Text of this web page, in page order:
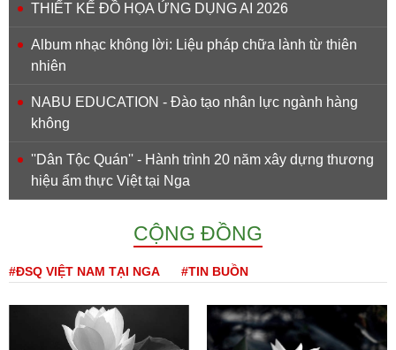
THIẾT KẾ ĐỒ HỌA ỨNG DỤNG AI 2026
Album nhạc không lời: Liệu pháp chữa lành từ thiên
nhiên
NABU EDUCATION - Đào tạo nhân lực ngành hàng
không
''Dân Tộc Quán'' - Hành trình 20 năm xây dựng thương
hiệu ẩm thực Việt tại Nga
CỘNG ĐỒNG
#ĐSQ VIỆT NAM TẠI NGA #TIN BUỒN